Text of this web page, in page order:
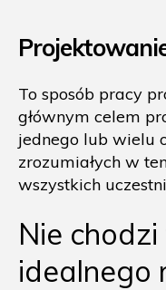
To sposób pracy
głównym celem
jednego lub wielu
zrozumiałych w
wszystkich
Nie
idealnego